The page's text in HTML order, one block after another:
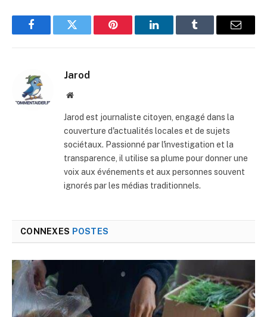
FacebookTwitter Pinterest LinkedInTumblr
E-
Jarod
Site
Jarod est journaliste citoyen, engagé dans la
couverture d'actualités locales et de sujets
sociétaux. Passionné par l'investigation et la
transparence, il utilise sa plume pour donner une
voix aux événements et aux personnes souvent
ignorés par les médias traditionnels.
CONNEXES POSTES